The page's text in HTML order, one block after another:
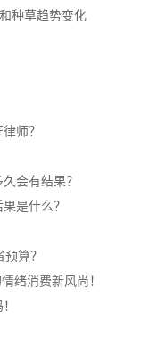
种草趋势变化
师？
会有结果？
是什么？
算？
绪消费新风尚！